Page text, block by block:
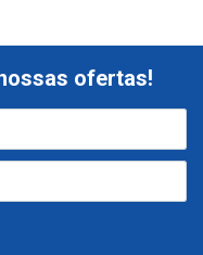
ofertas!